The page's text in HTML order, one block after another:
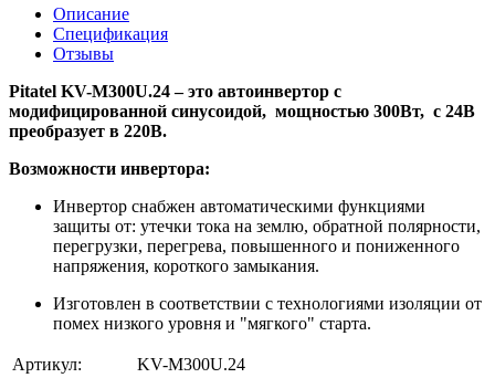
Описание
Спецификация
Отзывы
Pitatel KV-M300U.24 – это автоинвертор с
модифицированной синусоидой, мощностью 300Вт, с 24В
преобразует в 220В.
Возможности инвертора:
Инвертор снабжен автоматическими функциями
защиты от: утечки тока на землю, обратной полярности,
перегрузки, перегрева, повышенного и пониженного
напряжения, короткого замыкания.
Изготовлен в соответствии с технологиями изоляции от
помех низкого уровня и "мягкого" старта.
Артикул: KV-M300U.24